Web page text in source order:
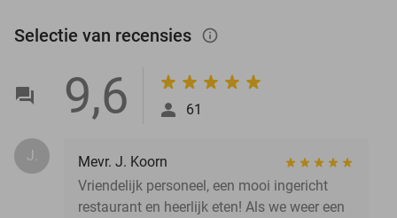
Selectie van recensies info_outlined
9,6 61
J.
Mevr. J. Koorn
Vriendelijk personeel, een mooi ingericht
restaurant en heerlijk eten! Als we weer een